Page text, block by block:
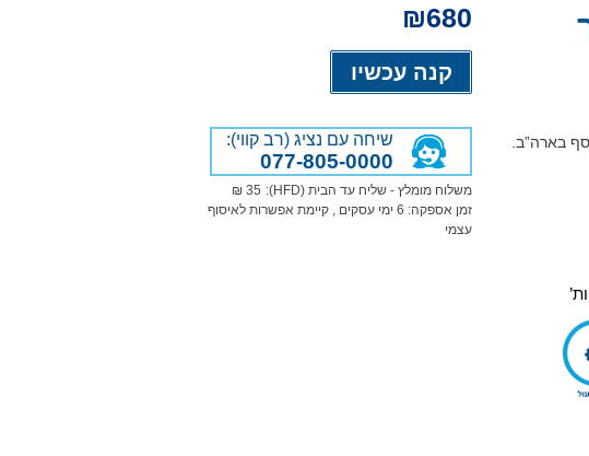
₪680
קנה עכשיו
שיחה עם נציג (רב קווי):
077-805-0000
משלוח מומלץ - שליח עד הבית (HFD):
35 ₪
זמן אספקה: 6 ימי עסקים , קיימת אפשרות לאיסוף
עצמי